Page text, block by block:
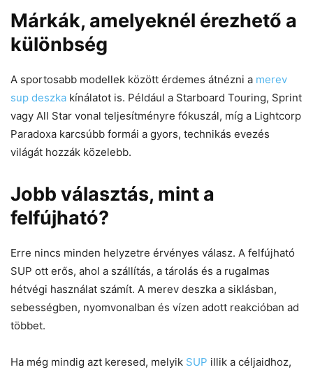
Márkák, amelyeknél érezhető a
különbség
A sportosabb modellek között érdemes átnézni a merev
sup deszka kínálatot is. Például a Starboard Touring, Sprint
vagy All Star vonal teljesítményre fókuszál, míg a Lightcorp
Paradoxa karcsúbb formái a gyors, technikás evezés
világát hozzák közelebb.
Jobb választás, mint a
felfújható?
Erre nincs minden helyzetre érvényes válasz. A felfújható
SUP ott erős, ahol a szállítás, a tárolás és a rugalmas
hétvégi használat számít. A merev deszka a siklásban,
sebességben, nyomvonalban és vízen adott reakcióban ad
többet.
Ha még mindig azt keresed, melyik SUP illik a céljaidhoz,